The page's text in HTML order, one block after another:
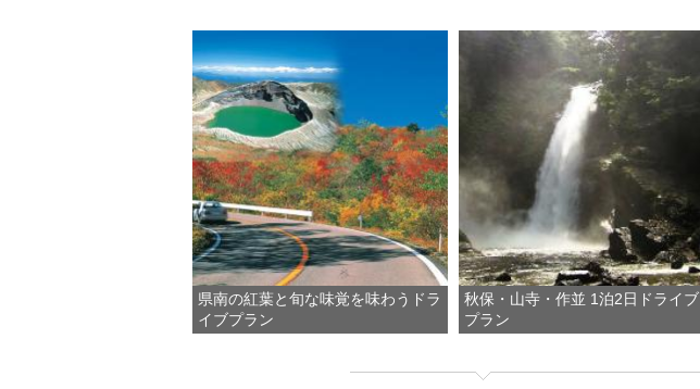
県南の紅葉と旬な味覚を味わうドラ
イブプラン
秋保・山寺・作並 1泊2日ドライブ
プラン